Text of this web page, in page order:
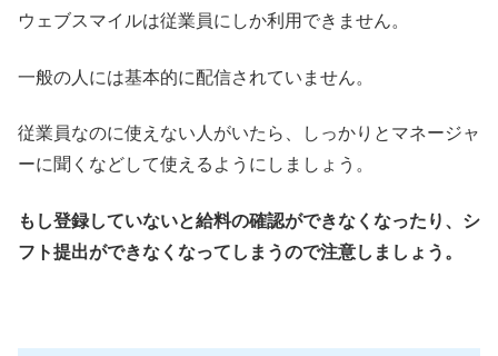
ウェブスマイルは従業員にしか利用できません。
一般の人には基本的に配信されていません。
従業員なのに使えない人がいたら、しっかりとマネージャ
ーに聞くなどして使えるようにしましょう。
もし登録していないと給料の確認ができなくなったり、シ
フト提出ができなくなってしまうので注意しましょう。